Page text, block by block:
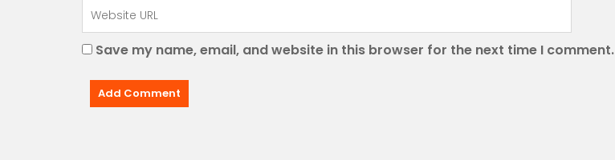
Save my name, email, and website in this browser for the next time I comment.